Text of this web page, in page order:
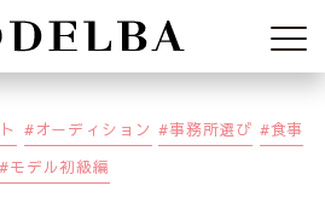
Modelba
オーディション 事務所選び
食事
モデル初級編